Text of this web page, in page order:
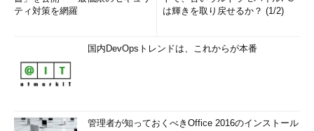
ティ対策を網羅
は輝きを取り戻せるか？ (1/2)
国内DevOpsトレンドは、これからが本番
管理者が知っておくべきOffice 2016のインストール